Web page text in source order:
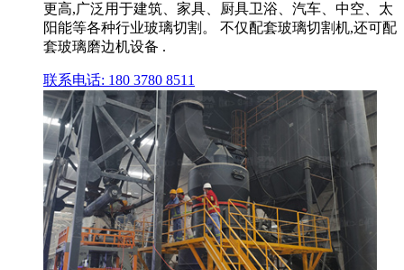
更高,广泛用于建筑、家具、厨具卫浴、汽车、中空、太
阳能等各种行业玻璃切割。 不仅配套玻璃切割机,还可配
套玻璃磨边机设备 .
联系电话: 180 3780 8511